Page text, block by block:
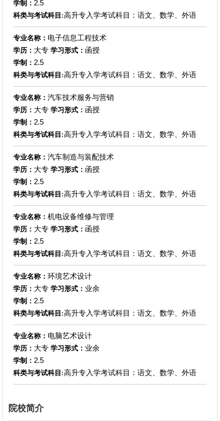
学制： 2.5
科类与考试科目:高升专入学考试科目：语文、数学、外语
专业名称： 电子信息工程技术
学历： 大专 学习形式： 函授
学制： 2.5
科类与考试科目:高升专入学考试科目：语文、数学、外语
专业名称： 汽车技术服务与营销
学历： 大专 学习形式： 函授
学制： 2.5
科类与考试科目:高升专入学考试科目：语文、数学、外语
专业名称： 汽车制造与装配技术
学历： 大专 学习形式： 函授
学制： 2.5
科类与考试科目:高升专入学考试科目：语文、数学、外语
专业名称： 机电设备维修与管理
学历： 大专 学习形式： 函授
学制： 2.5
科类与考试科目:高升专入学考试科目：语文、数学、外语
专业名称： 环境艺术设计
学历： 大专 学习形式： 业余
学制： 2.5
科类与考试科目:高升专入学考试科目：语文、数学、外语
专业名称： 电脑艺术设计
学历： 大专 学习形式： 业余
学制： 2.5
科类与考试科目:高升专入学考试科目：语文、数学、外语
院校简介